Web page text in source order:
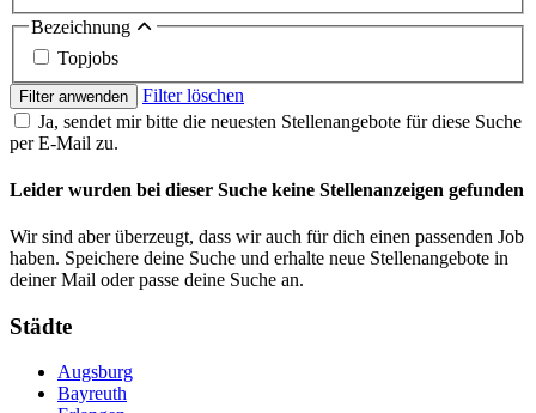
Bezeichnung
Topjobs
Filter anwenden
Filter löschen
Ja, sendet mir bitte die neuesten Stellenangebote für diese Suche
per E-Mail zu.
Leider wurden bei dieser Suche keine Stellenanzeigen gefunden
Wir sind aber überzeugt, dass wir auch für dich einen passenden Job
haben. Speichere deine Suche und erhalte neue Stellenangebote in
deiner Mail oder passe deine Suche an.
Städte
Augsburg
Bayreuth